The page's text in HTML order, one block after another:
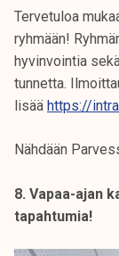
Tervetuloa
ryhmään!
hyvinvointia
tunnetta.
lisää https://
Nähdään
8. Vapaa-ajan
tapahtumia!